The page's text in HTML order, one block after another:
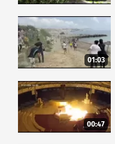
01:03
00:47